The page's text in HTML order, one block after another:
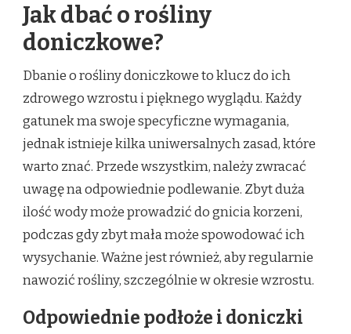
Jak dbać o rośliny
doniczkowe?
Dbanie o rośliny doniczkowe to klucz do ich
zdrowego wzrostu i pięknego wyglądu. Każdy
gatunek ma swoje specyficzne wymagania,
jednak istnieje kilka uniwersalnych zasad, które
warto znać. Przede wszystkim, należy zwracać
uwagę na odpowiednie podlewanie. Zbyt duża
ilość wody może prowadzić do gnicia korzeni,
podczas gdy zbyt mała może spowodować ich
wysychanie. Ważne jest również, aby regularnie
nawozić rośliny, szczególnie w okresie wzrostu.
Odpowiednie podłoże i doniczki